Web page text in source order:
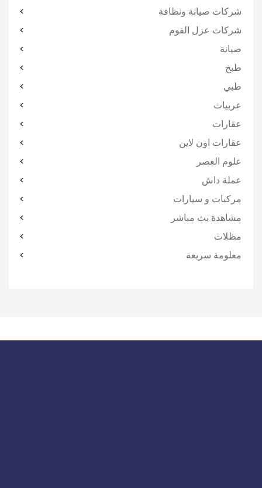
شركات صيانة ونظافة
شركات عزل الفوم
صيانة
طبخ
طبي
عربيات
عقارات
عقارات اون لاين
علوم العصر
عملة داش
مركبات و سيارات
مشاهدة بث مباشر
مظلات
معلومة سريعة